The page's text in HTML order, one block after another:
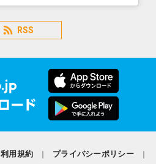
RSS
利用規約
プライバシーポリシー